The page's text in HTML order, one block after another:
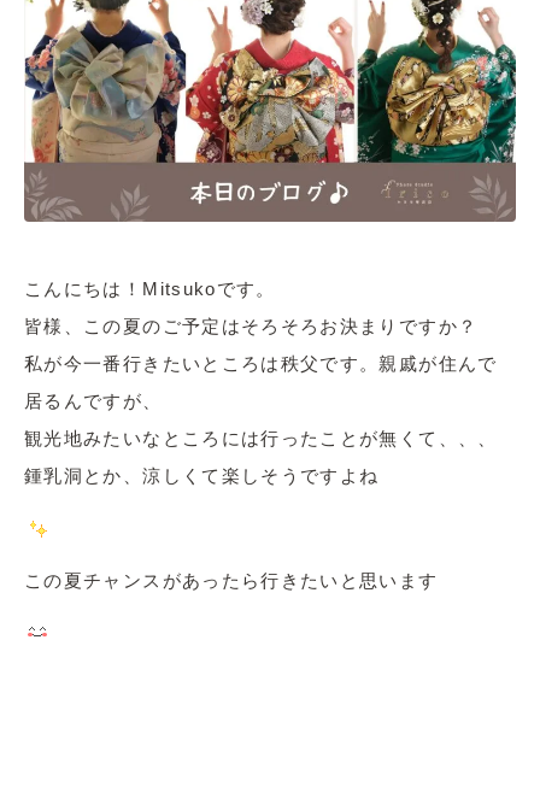
こんにちは！Mitsukoです。
皆様、この夏のご予定はそろそろお決まりですか？
私が今一番行きたいところは秩父です。親戚が住んで
居るんですが、
観光地みたいなところには行ったことが無くて、、、
鍾乳洞とか、涼しくて楽しそうですよね
この夏チャンスがあったら行きたいと思います